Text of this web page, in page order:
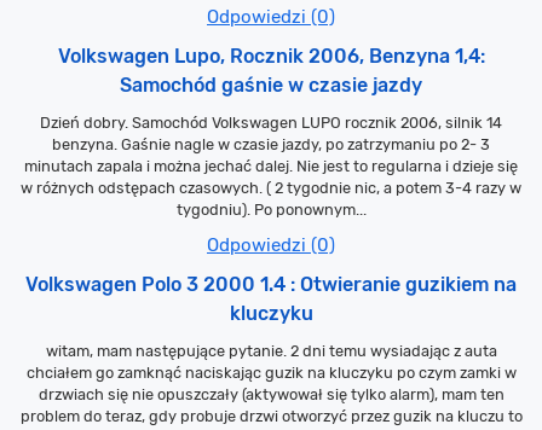
Odpowiedzi (0)
Volkswagen Lupo, Rocznik 2006, Benzyna 1,4:
Samochód gaśnie w czasie jazdy
Dzień dobry. Samochód Volkswagen LUPO rocznik 2006, silnik 14
benzyna. Gaśnie nagle w czasie jazdy, po zatrzymaniu po 2- 3
minutach zapala i można jechać dalej. Nie jest to regularna i dzieje się
w różnych odstępach czasowych. ( 2 tygodnie nic, a potem 3-4 razy w
tygodniu). Po ponownym...
Odpowiedzi (0)
Volkswagen Polo 3 2000 1.4 : Otwieranie guzikiem na
kluczyku
witam, mam następujące pytanie. 2 dni temu wysiadając z auta
chciałem go zamknąć naciskając guzik na kluczyku po czym zamki w
drzwiach się nie opuszczały (aktywował się tylko alarm), mam ten
problem do teraz, gdy probuje drzwi otworzyć przez guzik na kluczu to